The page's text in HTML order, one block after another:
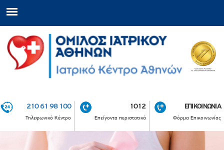
210 61 98 100
Τηλεφωνικό Κέντρο
1012
Επείγοντα περιστατικά
ΕΠΙΚΟΙΝΩΝΙΑ
Φόρμα Επικοινωνίας